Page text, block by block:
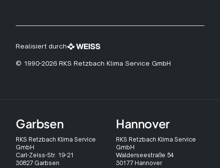
© 1990-2026 RKS Retzbach Klima Service GmbH
Realisiert durch
Garbsen
RKS Retzbach Klima Service
GmbH
Carl-Zeiss-Str. 19-21
30827 Garbsen
Hannover
RKS Retzbach Klima Service
GmbH
Walderseestraße 54
30177 Hannover